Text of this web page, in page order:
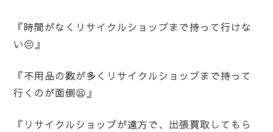
『時間がなくリサイクルショップまで持って行けな
い😣』
『不用品の数が多くリサイクルショップまで持って
行くのが面倒😫』
『リサイクルショップが遠方で、出張買取してもら